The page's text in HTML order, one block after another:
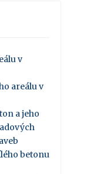
v
areálu v
a jeho
betonu